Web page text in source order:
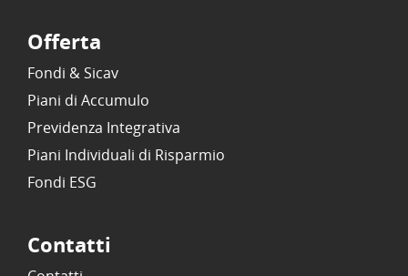
Offerta
Fondi & Sicav
Piani di Accumulo
Previdenza Integrativa
Piani Individuali di Risparmio
Fondi ESG
Contatti